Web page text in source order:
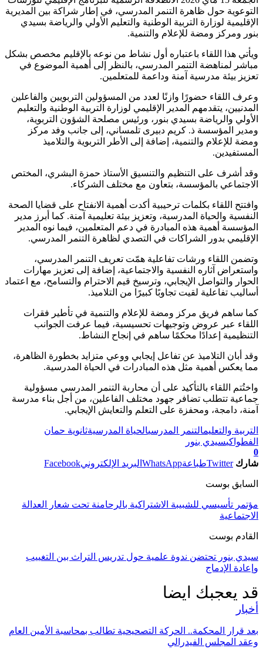
التوعوية حول ظاهرة التنمر المدرسي، في إطار شراكة بين المديرية
الإقليمية لوزارة التربية الوطنية والتعليم الأولي والرياضة بسيدي
بنور ومركز ومضة للإعلام والتنمية.
ويأتي هذا اللقاء باعتباره أول نشاط من نوعه بالإقليم مخصص بشكل
مباشر لمناهضة التنمر المدرسي، بالنظر إلى أهمية الموضوع في
تعزيز بيئة مدرسية آمنة وداعمة للمتعلمين.
وعرف اللقاء حضورًا وازنًا لعدد من المسؤولين التربويين والفاعلين
المدنيين، يتقدمهم المدير الإقليمي لوزارة التربية الوطنية والتعليم
الأولي والرياضة بسيدي بنور، ورئيس مصلحة الشؤون التربوية،
ومدير المؤسسة ذ. كريم دبيرى تلمساني، إلى جانب وفد مركز
ومضة للإعلام والتنمية، إضافة إلى الأطر التربوية والتلاميذ
المستفيدين.
وقد أشرف على التنظيم والتنسيق الأستاذ حمزة البشري، المختص
الاجتماعي بالمؤسسة، بتعاون مع مختلف الشركاء.
وافتتح اللقاء بكلمات ترحيبية أكدت أهمية الانفتاح على قضايا الصحة
النفسية والحياة المدرسية، وتعزيز بيئة تعليمية آمنة. كما أبرز مدير
المؤسسة أهمية هذه المبادرة في دعم المتعلمين، فيما نوه المدير
الإقليمي بدور الشراكات في التصدي لظاهرة التنمر المدرسي.
وتضمن اللقاء ورشات تفاعلية همّت تعريف التنمر المدرسي،
واستعراض آثاره النفسية والاجتماعية، إضافة إلى تعزيز مهارات
الحوار والتواصل الإيجابي، وترسيخ قيم الاحترام والتسامح، مع اعتماد
أساليب تفاعلية لقيت تجاوبًا كبيرًا من التلاميذ.
كما ساهم فريق مركز ومضة للإعلام والتنمية في تأطير فقرات
اللقاء عبر عروض وتوجيهات تحسيسية، فيما عرفت الجوانب
التنظيمية إعدادًا محكمًا ساهم في إنجاح النشاط.
وقد أبان التلاميذ عن تفاعل إيجابي ووعي متزايد بخطورة الظاهرة،
مما يعكس أهمية مثل هذه المبادرات في الحياة المدرسية.
واختُتم اللقاء بالتأكيد على أن محاربة التنمر المدرسي مسؤولية
جماعية تتطلب تضافر جهود مختلف الفاعلين، من أجل بناء مدرسة
آمنة، دامجة، ومحفزة على التعلم والتعايش الإيجابي.
التربية والتعليمالتنمر المدرسيالحياة المدرسيةثانوية حمان
الفطواكيسيدي بنور
0
شارك TwitterطباعةWhatsApp البريد الإلكترونيFacebook
السابق بوست
مؤتمر تأسيسي للشبيبة الاشتراكية بالرحامنة تحت شعار العدالة
الاجتماعية
القادم بوست
سيدي بنور تحتضن ندوة علمية حول تدريس التراث بين التغييب
وإعادة الإدماج
قد يعجبك ايضا
أخبار
بعد قرار المحكمة.. الحركة التصحيحية تطالب بمحاسبة الأمين العام
وعقد المجلس الفيدرالي